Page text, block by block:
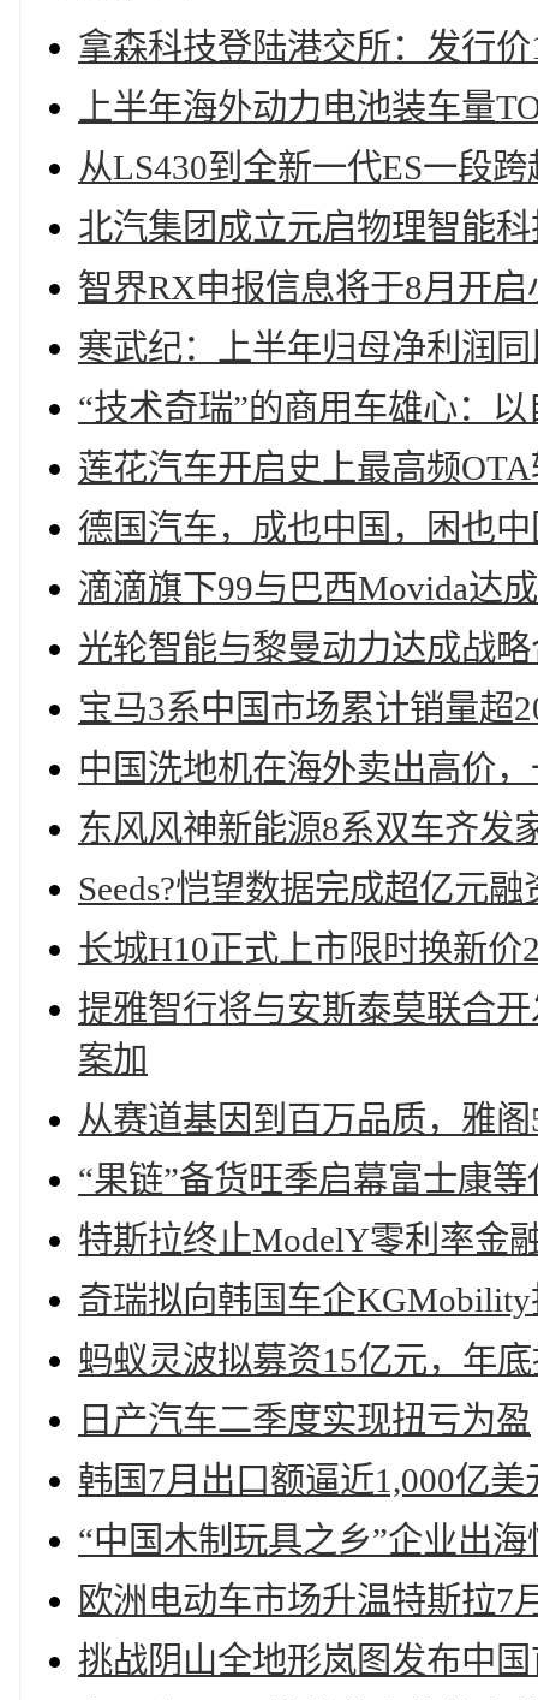
拿森科技登陆港交所：发行价
上半年海外动力电池装车量
从LS430到全新一代ES一段
北汽集团成立元启物理智能
智界RX申报信息将于8月开启
寒武纪：上半年归母净利润同
“技术奇瑞”的商用车雄心：
莲花汽车开启史上最高频
德国汽车，成也中国，困也
滴滴旗下99与巴西Movida达
光轮智能与黎曼动力达成战
宝马3系中国市场累计销量超
中国洗地机在海外卖出高价
东风风神新能源8系双车齐发
Seeds?恺望数据完成超亿元融
长城H10正式上市限时换新价
提雅智行将与安斯泰莫联合
案加
从赛道基因到百万品质，雅
“果链”备货旺季启幕富士康
特斯拉终止ModelY零利率金
奇瑞拟向韩国车企KGMobility
蚂蚁灵波拟募资15亿元，年
日产汽车二季度实现扭亏为盈
韩国7月出口额逼近1,000亿
“中国木制玩具之乡”企业出
欧洲电动车市场升温特斯拉7
挑战阴山全地形岚图发布中